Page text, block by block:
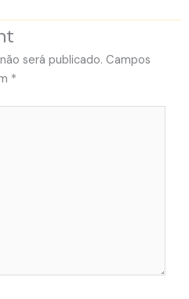
será publicado. Campos
*